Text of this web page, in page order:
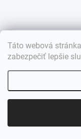
Táto webová
zabezpečiť lepšie
Dobrý deň! 👋